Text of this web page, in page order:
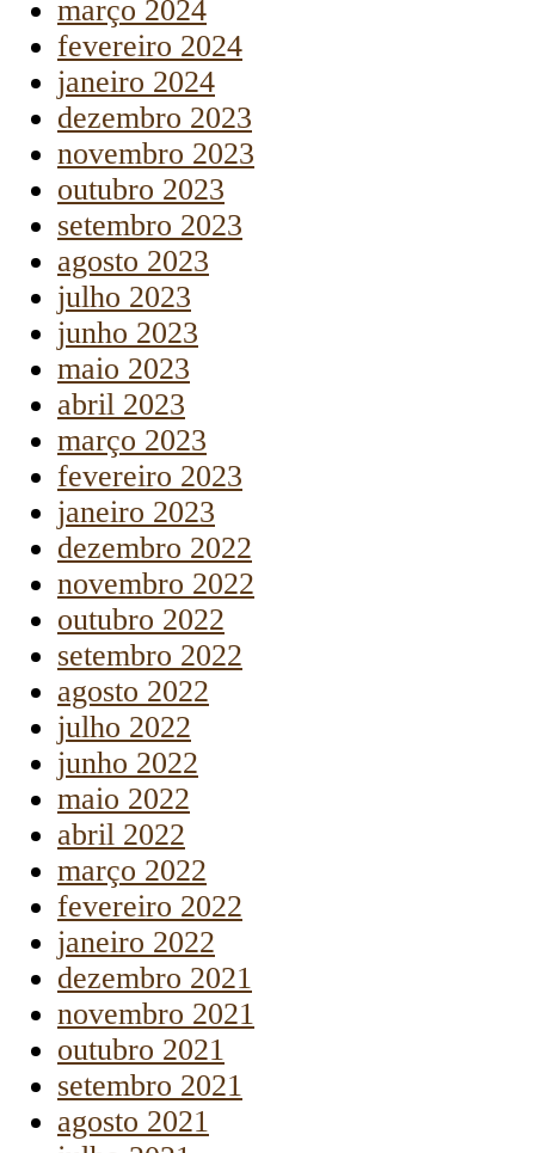
março 2024
fevereiro 2024
janeiro 2024
dezembro 2023
novembro 2023
outubro 2023
setembro 2023
agosto 2023
julho 2023
junho 2023
maio 2023
abril 2023
março 2023
fevereiro 2023
janeiro 2023
dezembro 2022
novembro 2022
outubro 2022
setembro 2022
agosto 2022
julho 2022
junho 2022
maio 2022
abril 2022
março 2022
fevereiro 2022
janeiro 2022
dezembro 2021
novembro 2021
outubro 2021
setembro 2021
agosto 2021